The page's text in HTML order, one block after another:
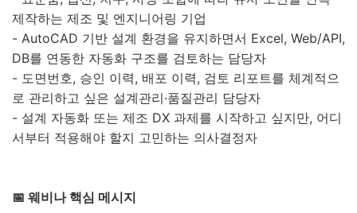
제작하는 제조 및 엔지니어링 기업
- AutoCAD 기반 설계 환경을 유지하면서 Excel, Web/API,
DB를 연동한 자동화 구조를 검토하는 담당자
- 도면번호, 승인 이력, 배포 이력, 검토 리포트를 체계적으
로 관리하고 싶은 설계관리·품질관리 담당자
- 설계 자동화 또는 제조 DX 과제를 시작하고 싶지만, 어디
서부터 적용해야 할지 고민하는 의사결정자
📅 웨비나 핵심 메시지